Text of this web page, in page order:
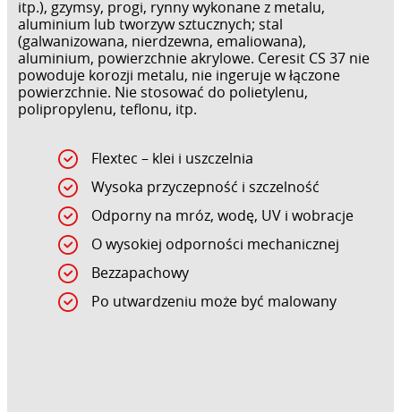
itp.), gzymsy, progi, rynny wykonane z metalu,
aluminium lub tworzyw sztucznych; stal
(galwanizowana, nierdzewna, emaliowana),
aluminium, powierzchnie akrylowe. Ceresit CS 37 nie
powoduje korozji metalu, nie ingeruje w łączone
powierzchnie. Nie stosować do polietylenu,
polipropylenu, teflonu, itp.
Flextec – klei i uszczelnia
Wysoka przyczepność i szczelność
Odporny na mróz, wodę, UV i wobracje
O wysokiej odporności mechanicznej
Bezzapachowy
Po utwardzeniu może być malowany